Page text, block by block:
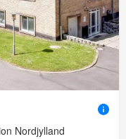
Nordjylland